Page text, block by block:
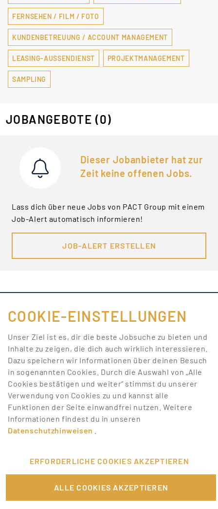
FERNSEHEN / FILM / FOTO
KUNDENBETREUUNG / ACCOUNT MANAGEMENT
LEASING-AUSSENDIENST PROJEKTMANAGEMENT
SAMPLING
JOBANGEBOTE (0)
Dieser Jobanbieter hat zur
Zeit keine offenen Jobs.
Lass dich über neue Jobs von PACT Group mit einem
Job-Alert automatisch informieren!
JOB-ALERT ERSTELLEN
FÜR JOBANBIETER
LINKS
SONSTIGES
SERVICE
COOKIE-EINSTELLUNGEN
Unser Ziel ist es, dir die beste Jobsuche zu bieten und
Inhalte zu zeigen, die dich auch wirklich interessieren.
Dazu speichern wir Informationen über deinen Besuch
in sogenannten Cookies. Durch die Auswahl von „Alle
Cookies bestätigen und weiter“ stimmst du unserer
Verwendung von Cookies zu und kannst alle
Funktionen der Seite einwandfrei nutzen. Weitere
Informationen findest du in unseren
Datenschutzhinweisen
ERFORDERLICHE COOKIES AKZEPTIEREN
ALLE COOKIES AKZEPTIEREN